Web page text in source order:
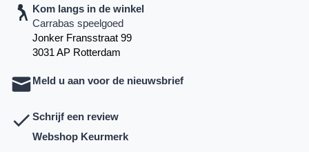
Kom langs in de winkel
Carrabas speelgoed
Jonker Fransstraat 99
3031 AP Rotterdam
Meld u aan voor de nieuwsbrief
Schrijf een review
Webshop Keurmerk